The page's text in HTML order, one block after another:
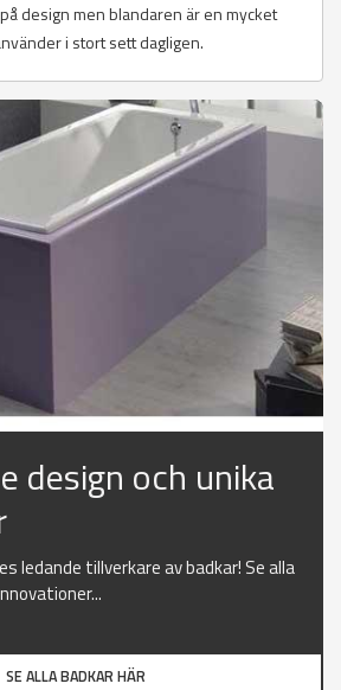
design men blandaren är en mycket
i stort sett dagligen.
design och unika
ledande tillverkare av badkar! Se alla
SE ALLA BADKAR HÄR